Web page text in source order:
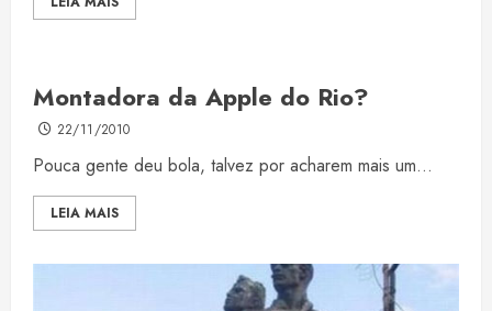
Montadora da Apple do Rio?
22/11/2010
Pouca gente deu bola, talvez por acharem mais um...
LEIA MAIS